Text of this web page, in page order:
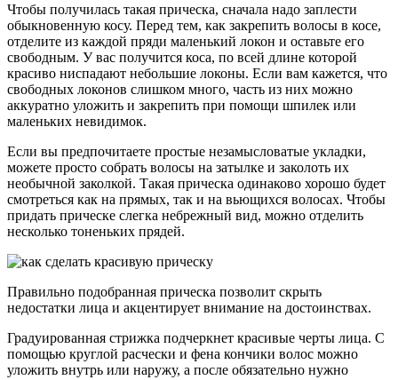
Чтобы получилась такая прическа, сначала надо заплести
обыкновенную косу. Перед тем, как закрепить волосы в косе,
отделите из каждой пряди маленький локон и оставьте его
свободным. У вас получится коса, по всей длине которой
красиво ниспадают небольшие локоны. Если вам кажется, что
свободных локонов слишком много, часть из них можно
аккуратно уложить и закрепить при помощи шпилек или
маленьких невидимок.
Если вы предпочитаете простые незамысловатые укладки,
можете просто собрать волосы на затылке и заколоть их
необычной заколкой. Такая прическа одинаково хорошо будет
смотреться как на прямых, так и на вьющихся волосах. Чтобы
придать прическе слегка небрежный вид, можно отделить
несколько тоненьких прядей.
Правильно подобранная прическа позволит скрыть
недостатки лица и акцентирует внимание на достоинствах.
Градуированная стрижка подчеркнет красивые черты лица. С
помощью круглой расчески и фена кончики волос можно
уложить внутрь или наружу, а после обязательно нужно